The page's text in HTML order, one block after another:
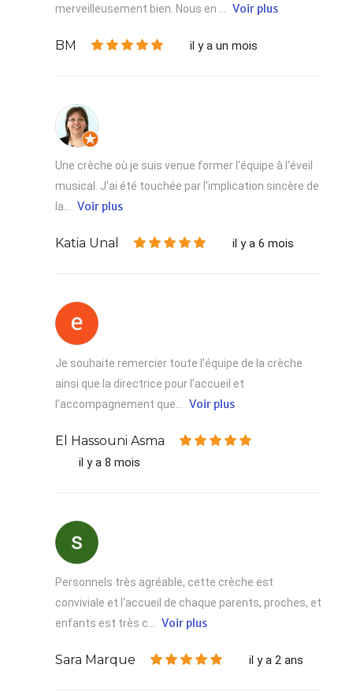
merveilleusement bien. Nous en ... Voir plus
BM il y a un mois
Une crèche où je suis venue former l'équipe à l'éveil
musical. J'ai été touchée par l'implication sincère de
la... Voir plus
Katia Unal il y a 6 mois
Je souhaite remercier toute l’équipe de la crèche
ainsi que la directrice pour l’accueil et
l’accompagnement que... Voir plus
El Hassouni Asma
il y a 8 mois
Personnels très agréable, cette crèche est
conviviale et l'accueil de chaque parents, proches, et
enfants est très c... Voir plus
Sara Marque il y a 2 ans